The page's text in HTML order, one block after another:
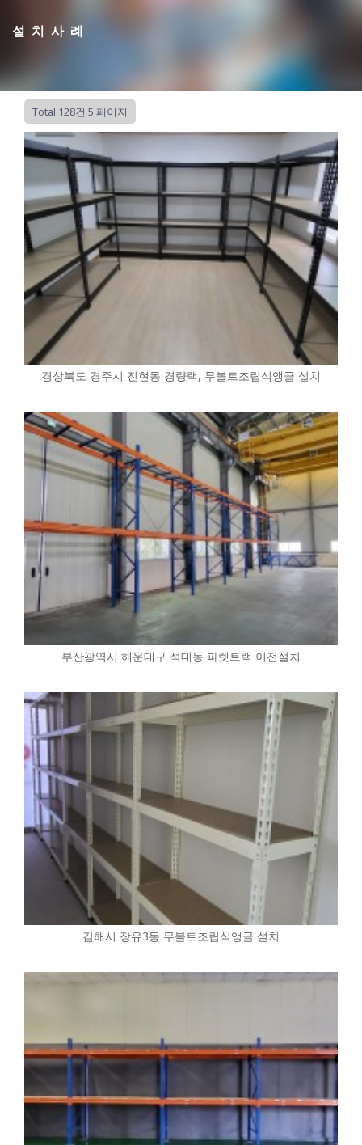
설치사례
Total 128건 5 페이지
경상북도 경주시 진현동 경량랙, 무볼트조립식앵글 설치
부산광역시 해운대구 석대동 파렛트랙 이전설치
김해시 장유3동 무볼트조립식앵글 설치